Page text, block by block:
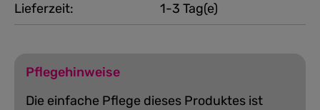
Lieferzeit: 1-3 Tag(e)
Pflegehinweise
Die einfache Pflege dieses Produktes ist